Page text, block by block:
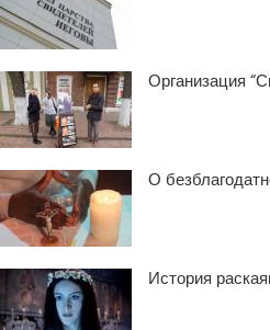
Организация
О
История